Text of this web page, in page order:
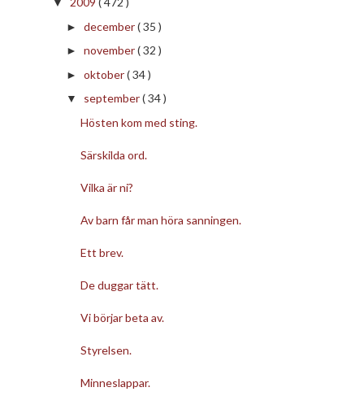
► december( 35 )
► november( 32 )
► oktober( 34 )
▼ september( 34 )
Hösten kom med sting.
Särskilda ord.
Vilka är ni?
Av barn får man höra sanningen.
Ett brev.
De duggar tätt.
Vi börjar beta av.
Styrelsen.
Minneslappar.